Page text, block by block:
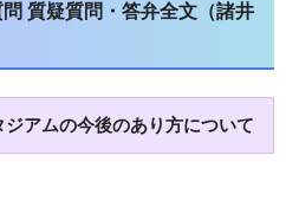
質疑質問・答弁全文（諸井
アムの今後のあり方について